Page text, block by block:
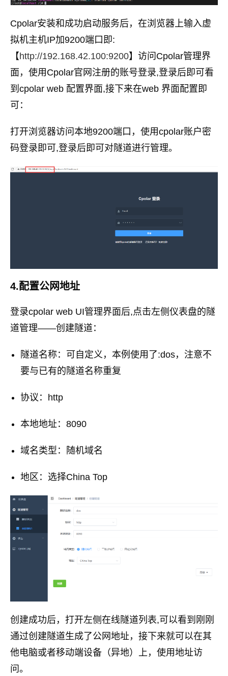
Cpolar安装和成功启动服务后，在浏览器上输入虚
拟机主机IP加9200端口即:
【 http://192.168.42.100:9200】访问Cpolar管理界
面，使用Cpolar官网注册的账号登录,登录后即可看
到cpolar web 配置界面,接下来在web 界面配置即
可：
打开浏览器访问本地9200端口，使用cpolar账户密
码登录即可,登录后即可对隧道进行管理。
4.配置公网地址
登录cpolar web UI管理界面后,点击左侧仪表盘的隧
道管理——创建隧道：
隧道名称：可自定义，本例使用了:dos，注意不
要与已有的隧道名称重复
协议：http
本地地址：8090
域名类型：随机域名
地区：选择China Top
创建成功后，打开左侧在线隧道列表,可以看到刚刚
通过创建隧道生成了公网地址，接下来就可以在其
他电脑或者移动端设备（异地）上，使用地址访
问。